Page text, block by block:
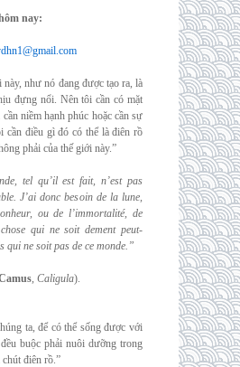
nay:
này, như nó đang được tạo ra, là
đựng nổi. Nên tôi cần có mặt
niềm hạnh phúc hoặc cần sự
cần điều gì đó có thể là điên rồ
phải của thế giới này.”
tel qu’il est fait, n’est pas
J’ai donc besoin de la lune,
ou de l’immortalité, de
qui ne soit dement peut-
qui ne soit pas de ce monde.”
, Caligula).
ta, để có thể sống được với
buộc phải nuôi dưỡng trong
điên rồ.”